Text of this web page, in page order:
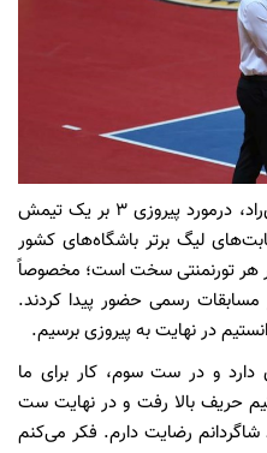
، رحمان محمدی‌راد، درمورد پیروزی 3 بر یک تیمش
لیگ برتر باشگاه‌های کشور
هر تورنمنتی سخت است؛ مخصوصاً
مسابقات رسمی حضور پیدا کردند.
در نهایت به پیروزی برسیم.
دارد و در ست سوم، کار برای ما
حریف بالا رفت و در نهایت ست
رضایت دارم. فکر می‌کنم